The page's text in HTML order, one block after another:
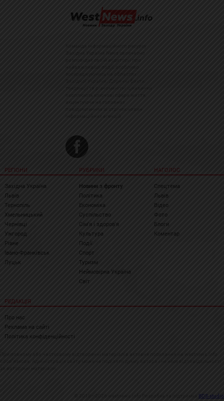
РЕГІОНИ
Західна Україна
Львів
Тернопіль
Хмельницький
Чернівці
Ужгород
Рівне
Івано-Франківськ
Луцьк
РУБРИКИ
Новини з фронту
Політика
Економіка
Суспільство
Сім'я і здоров'я
Культура
Події
Спорт
Туризм
Неймовірна Україна
Світ
НАГОЛОС
Спецтема
Львів
Відео
Фото
Блоги
Коментар
РЕДАКЦІЯ
Про нас
Реклама на сайті
Політика конфіденційності
BDS-studio